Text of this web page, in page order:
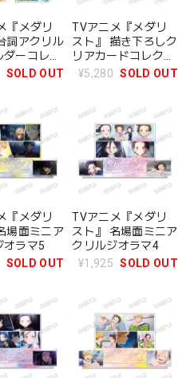
『メダリ
詞アクリル
ーコレク
全6種
SOLD OUT
TVアニメ『メダリ
スト』 描き下ろしク
リアカードコレクシ
ョン BOX 全12種
¥5,280 SOLD OUT
『メダリ
場面ミニア
オラマ5
SOLD OUT
TVアニメ『メダリ
スト』 名場面ミニア
クリルジオラマ4
¥1,925 SOLD OUT